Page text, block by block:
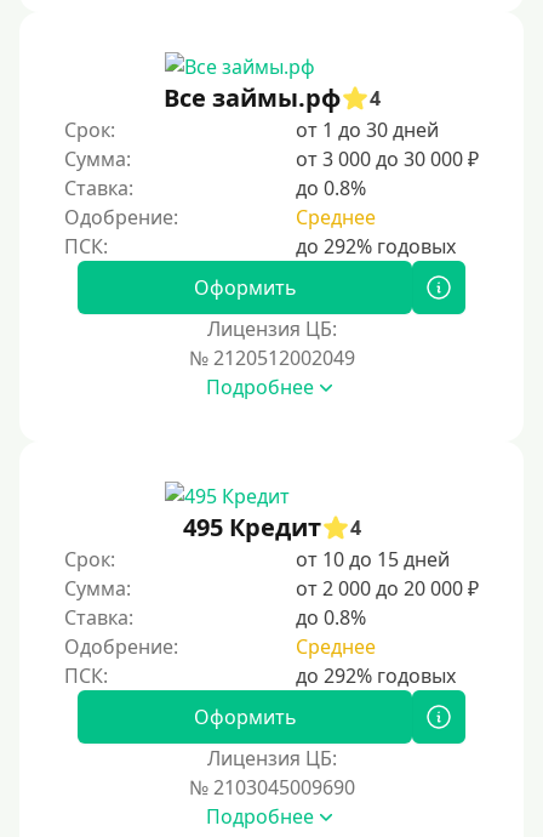
Онлайн круглосуточно
На карту круглосуточно
24/7
Деньги в долг
В долг на карту
Срок
10 дней
2 недели
15 дней
20 дней
30 дней без процентов
Все займы.рф
4
Срок:
от 1 до 30 дней
Сумма:
от 3 000 до 30 000 ₽
Ставка:
до 0.8%
Одобрение:
Среднее
Оформить
Лицензия ЦБ:
№ 2120512002049
Подробнее
495 Кредит
4
Срок:
от 10 до 15 дней
Сумма:
от 2 000 до 20 000 ₽
Ставка:
до 0.8%
Одобрение:
Среднее
Оформить
Лицензия ЦБ:
№ 2103045009690
Подробнее